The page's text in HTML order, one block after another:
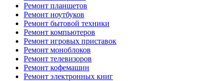
Ремонт планшетов
Ремонт ноутбуков
Ремонт бытовой техники
Ремонт компьютеров
Ремонт игровых приставок
Ремонт моноблоков
Ремонт телевизоров
Ремонт кофемашин
Ремонт электронных книг